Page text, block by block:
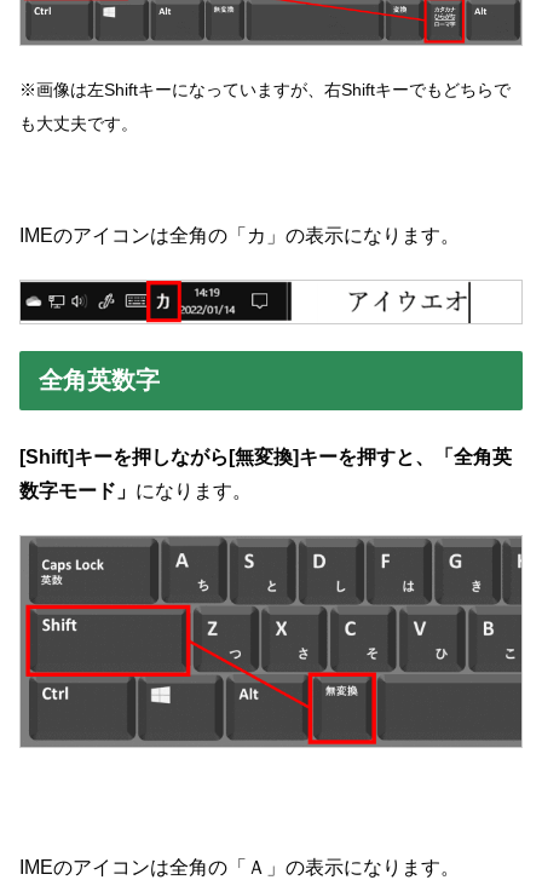
※画像は左Shiftキーになっていますが、右Shiftキーでもどちらで
も大丈夫です。
IMEのアイコンは全角の「カ」の表示になります。
全角英数字
[Shift]キーを押しながら[無変換]キーを押すと、「全角英
数字モード」 になります。
IMEのアイコンは全角の「Ａ」の表示になります。